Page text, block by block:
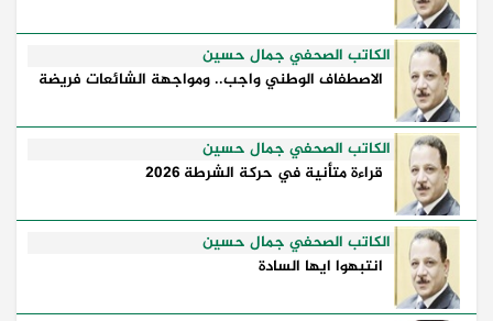
الكاتب الصحفي جمال حسين
الاصطفاف الوطني واجب.. ومواجهة الشائعات فريضة
الكاتب الصحفي جمال حسين
قراءة متأنية في حركة الشرطة 2026
الكاتب الصحفي جمال حسين
انتبهوا ايها السادة